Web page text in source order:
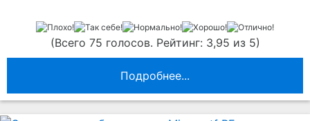
(Всего 75 голосов. Рейтинг: 3,95 из 5)
Подробнее...